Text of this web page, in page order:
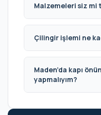
Malzemeleri siz mi
Çilingir işlemi ne
Maden’da kapı
yapmalıyım?